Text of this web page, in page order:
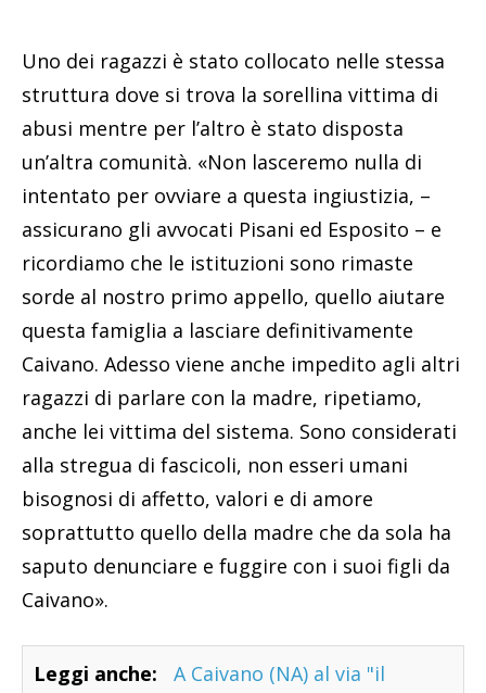
Uno dei ragazzi è stato collocato nelle stessa
struttura dove si trova la sorellina vittima di
abusi mentre per l’altro è stato disposta
un’altra comunità. «Non lasceremo nulla di
intentato per ovviare a questa ingiustizia, –
assicurano gli avvocati Pisani ed Esposito – e
ricordiamo che le istituzioni sono rimaste
sorde al nostro primo appello, quello aiutare
questa famiglia a lasciare definitivamente
Caivano. Adesso viene anche impedito agli altri
ragazzi di parlare con la madre, ripetiamo,
anche lei vittima del sistema. Sono considerati
alla stregua di fascicoli, non esseri umani
bisognosi di affetto, valori e di amore
soprattutto quello della madre che da sola ha
saputo denunciare e fuggire con i suoi figli da
Caivano».
Leggi anche:
A Caivano (NA) al via "il